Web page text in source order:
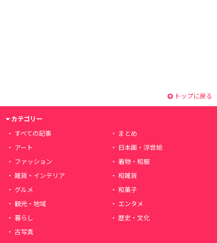
トップに戻る
カテゴリー
すべての記事
まとめ
アート
日本画・浮世絵
ファッション
着物・和服
雑貨・インテリア
和雑貨
グルメ
和菓子
観光・地域
エンタメ
暮らし
歴史・文化
古写真